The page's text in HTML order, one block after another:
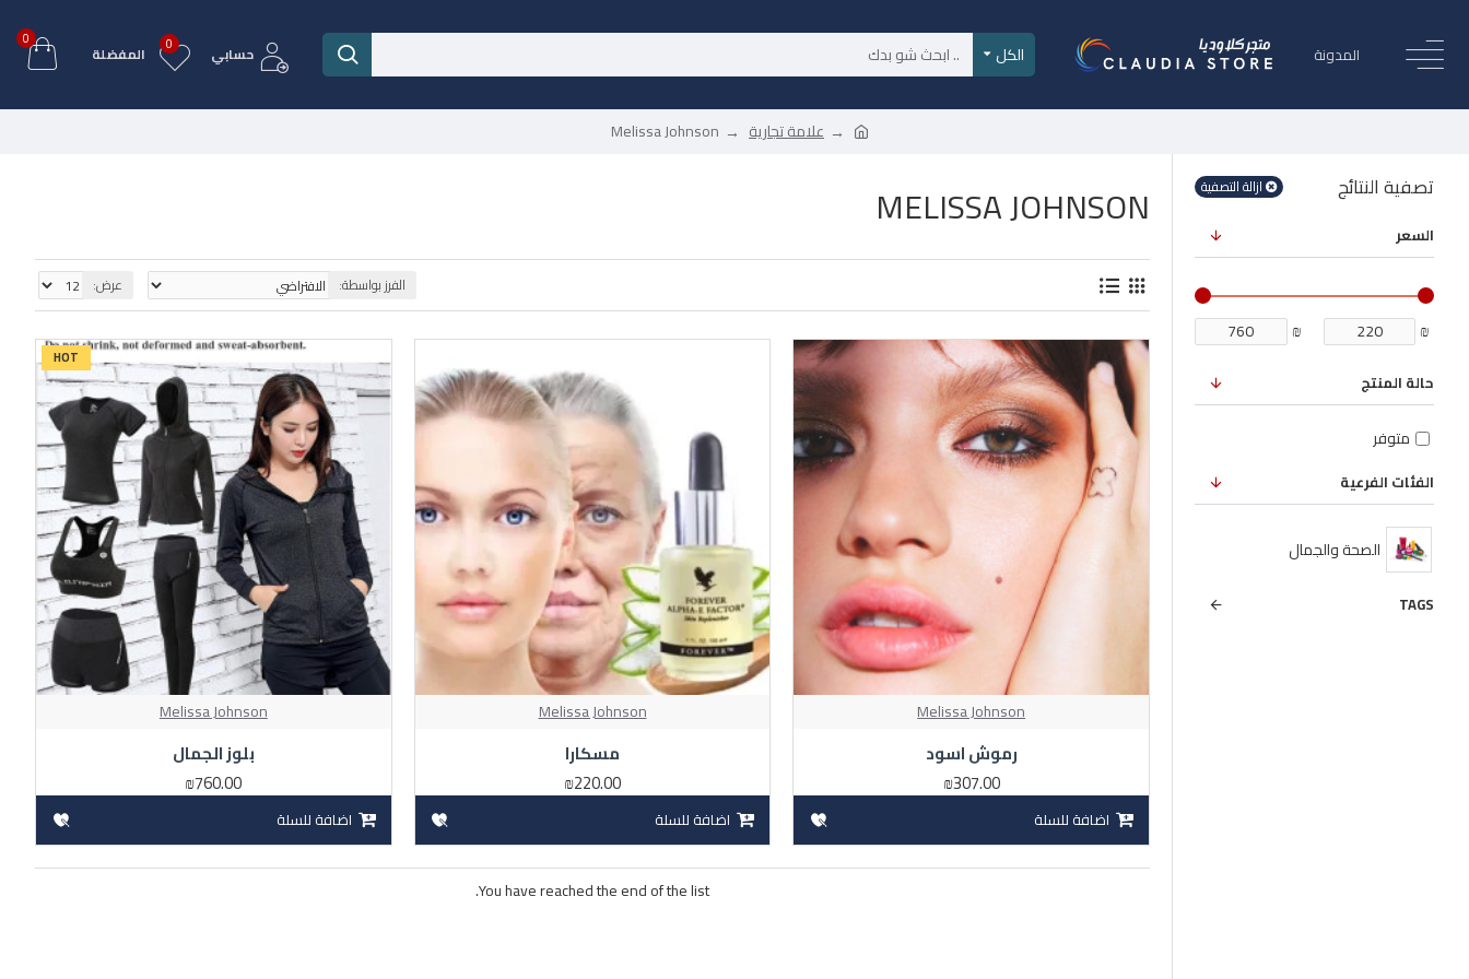
المدونة الكل حسابي المفضلة 0
0
علامة تجارية Melissa Johnson
تصفية النتائج ازالة التصفية
السعر
₪
₪
الفئات الفرعية
الصحة والجمال
TAGS
حالة المنتج
متوفر
MELISSA JOHNSON
الفرز بواسطة: عرض:
Melissa Johnson
رموش اسود
₪307.00
اضافة للسلة
Melissa Johnson
مسكارا
₪220.00
اضافة للسلة
HOT
Melissa Johnson
بلوز الجمال
₪760.00
اضافة للسلة
You have reached the end of the list.